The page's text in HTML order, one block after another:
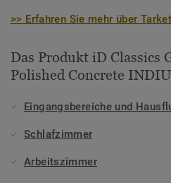
>> Erfahren Sie mehr über
Das Produkt iD Classics
Polished Concrete
Eingangsbereiche und
Schlafzimmer
Arbeitszimmer